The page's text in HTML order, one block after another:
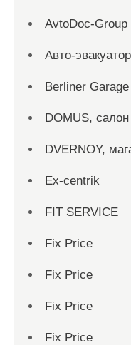
AvtoDoc-Group
Aвто-
Berliner Garage
DOMUS,
DVERNOY,
Ex-centrik
FIT SERVICE
Fix Price
Fix Price
Fix Price
Fix Price